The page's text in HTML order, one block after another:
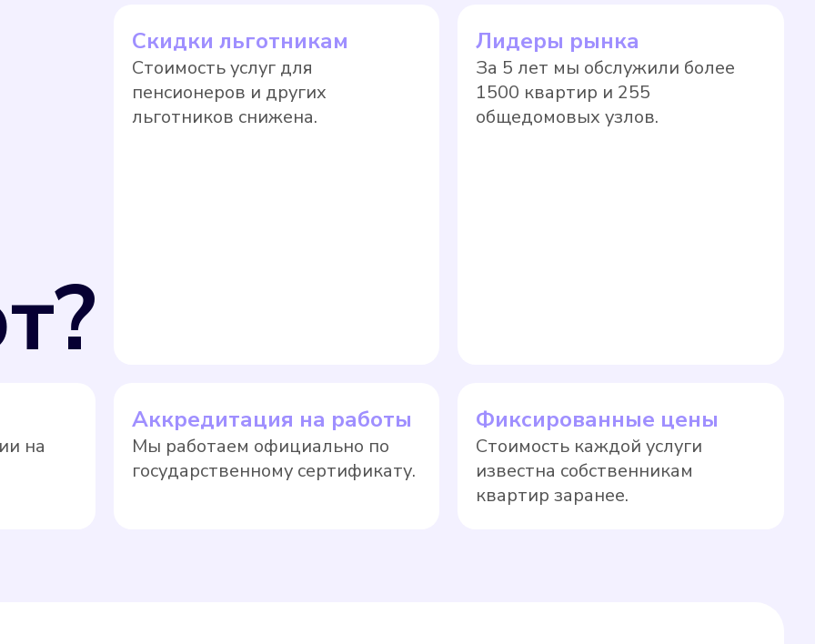
обеспечения единства измерений, могут подвергаться поверке в
компания вправе перевести собственника прибора учета на нормативный тариф
если прибор учета не был поверен в установленные сроки в соответствии с
Оплата по нормативному тарифу, как правило, значительно выше, чем по показаниям
с поверкой.
Скидки льготникам
Стоимость услуг для
пенсионеров и других
льготников снижена.
Лидеры рынка
За 5 лет мы обслужили более
1500 квартир и 255
общедомовых узлов.
на
Аккредитация на работы
Мы работаем официально по
государственному сертификату.
Фиксированные цены
Стоимость каждой услуги
известна собственникам
квартир заранее.